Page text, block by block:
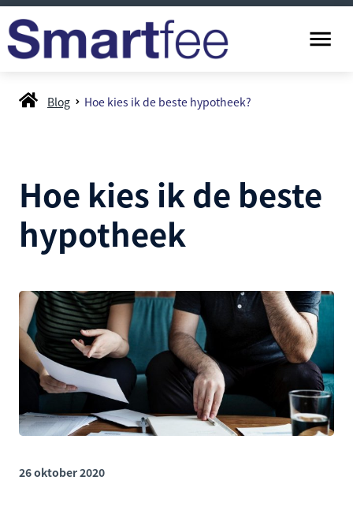
Blog Hoe kies ik de beste hypotheek?
Hoe kies ik de beste
hypotheek
26 oktober 2020